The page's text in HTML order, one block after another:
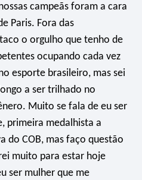
campeãs foram a cara
Paris. Fora das
o orgulho que tenho de
ocupando cada vez
esporte brasileiro, mas sei
a ser trilhado no
Muito se fala de eu ser
primeira medalhista a
do COB, mas faço questão
muito para estar hoje
ser mulher que me